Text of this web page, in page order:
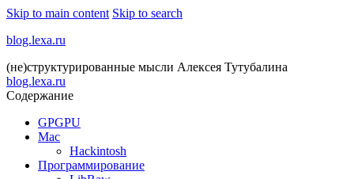
Skip to main content Skip to search
blog.lexa.ru
(не)структурированные мысли Алексея Тутубалина
blog.lexa.ru
Содержание
GPGPU
Mac
Hackintosh
Программирование